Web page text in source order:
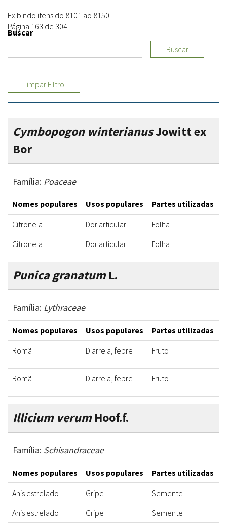
Exibindo itens do 8101 ao 8150
Página 163 de 304
Buscar
Buscar
Limpar Filtro
Cymbopogon winterianusJowitt ex
Bor
Família: Poaceae
Nomes populares Usos populares Partes utilizadas
Citronela
Dor articular Folha
Citronela
Dor articular Folha
Punica granatumL.
Família: Lythraceae
Nomes populares Usos populares Partes utilizadas
Romã
Diarreia, febre Fruto
Romã Diarreia, febre Fruto
Illicium verumHoof.f.
Família: Schisandraceae
Nomes populares Usos populares Partes utilizadas
Anis estrelado
Gripe Semente
Anis estrelado
Gripe Semente